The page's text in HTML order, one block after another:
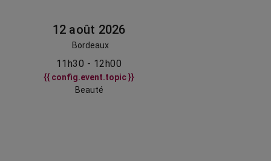
12 août 2026
Bordeaux
11h30 - 12h00
{{ config.event.topic }}
Beauté